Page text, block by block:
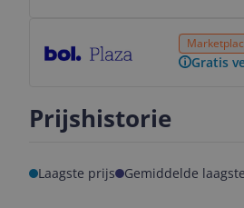
Gratis
Prijshistorie
Laagste prijs Gemiddelde